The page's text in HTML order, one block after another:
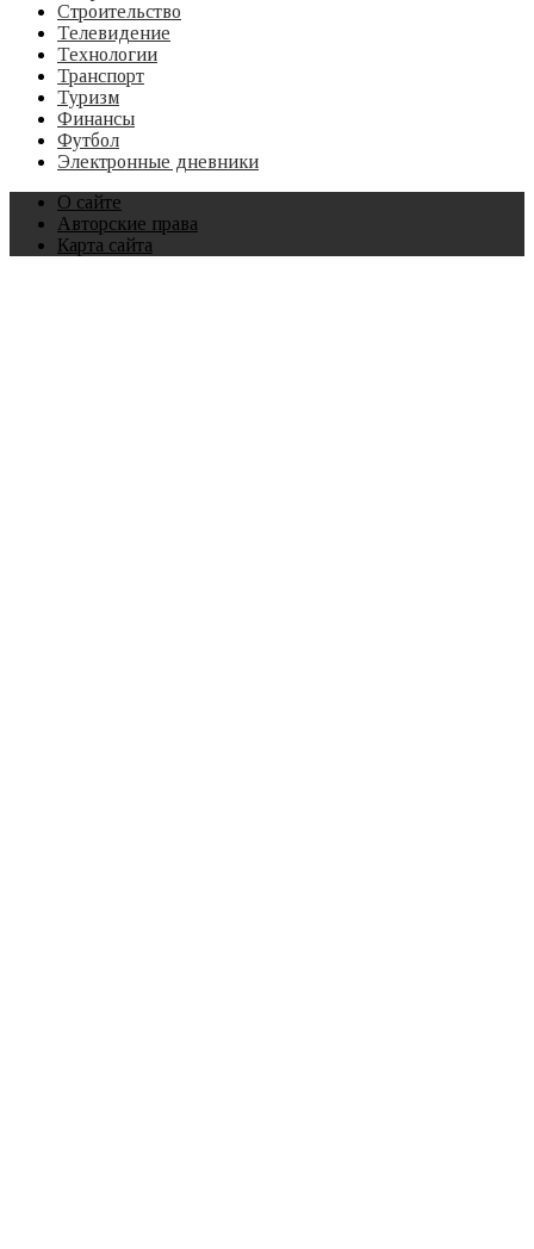
Строительство
Телевидение
Технологии
Транспорт
Туризм
Финансы
Футбол
Электронные дневники
О сайте
Авторские права
Карта сайта